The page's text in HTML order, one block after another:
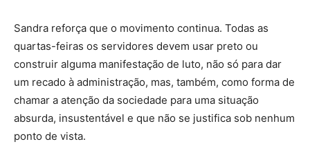
Sandra reforça que o movimento continua. Todas as
quartas-feiras os servidores devem usar preto ou
construir alguma manifestação de luto, não só para dar
um recado à administração, mas, também, como forma de
chamar a atenção da sociedade para uma situação
absurda, insustentável e que não se justifica sob nenhum
ponto de vista.